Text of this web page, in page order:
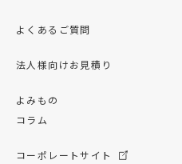
よくあるご質問
法人様向けお見積り
よみもの
コラム
コーポレートサイト